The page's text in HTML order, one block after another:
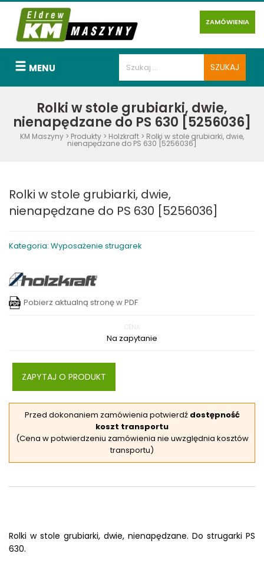
ZAMÓWIENIA
MENU
Rolki w stole grubiarki, dwie,
nienapędzane do PS 630 [5256036]
KM Maszyny > Produkty > Holzkraft > Rolki w stole grubiarki, dwie,
nienapędzane do PS 630 [5256036]
Rolki w stole grubiarki, dwie,
nienapędzane do PS 630 [5256036]
Kategoria: Wyposażenie strugarek
Pobierz aktualną stronę w PDF
CENA
Na zapytanie
ZAPYTAJ O PRODUKT
Przed dokonaniem zamówienia potwierdź dostępność
koszt transportu
(Cena w potwierdzeniu zamówienia nie uwzględnia kosztów
transportu)
Rolki w stole grubiarki, dwie, nienapędzane. Do strugarki PS
630.